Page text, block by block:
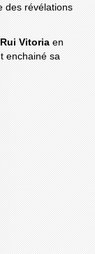
des révélations
Rui Vitoria en
enchainé sa